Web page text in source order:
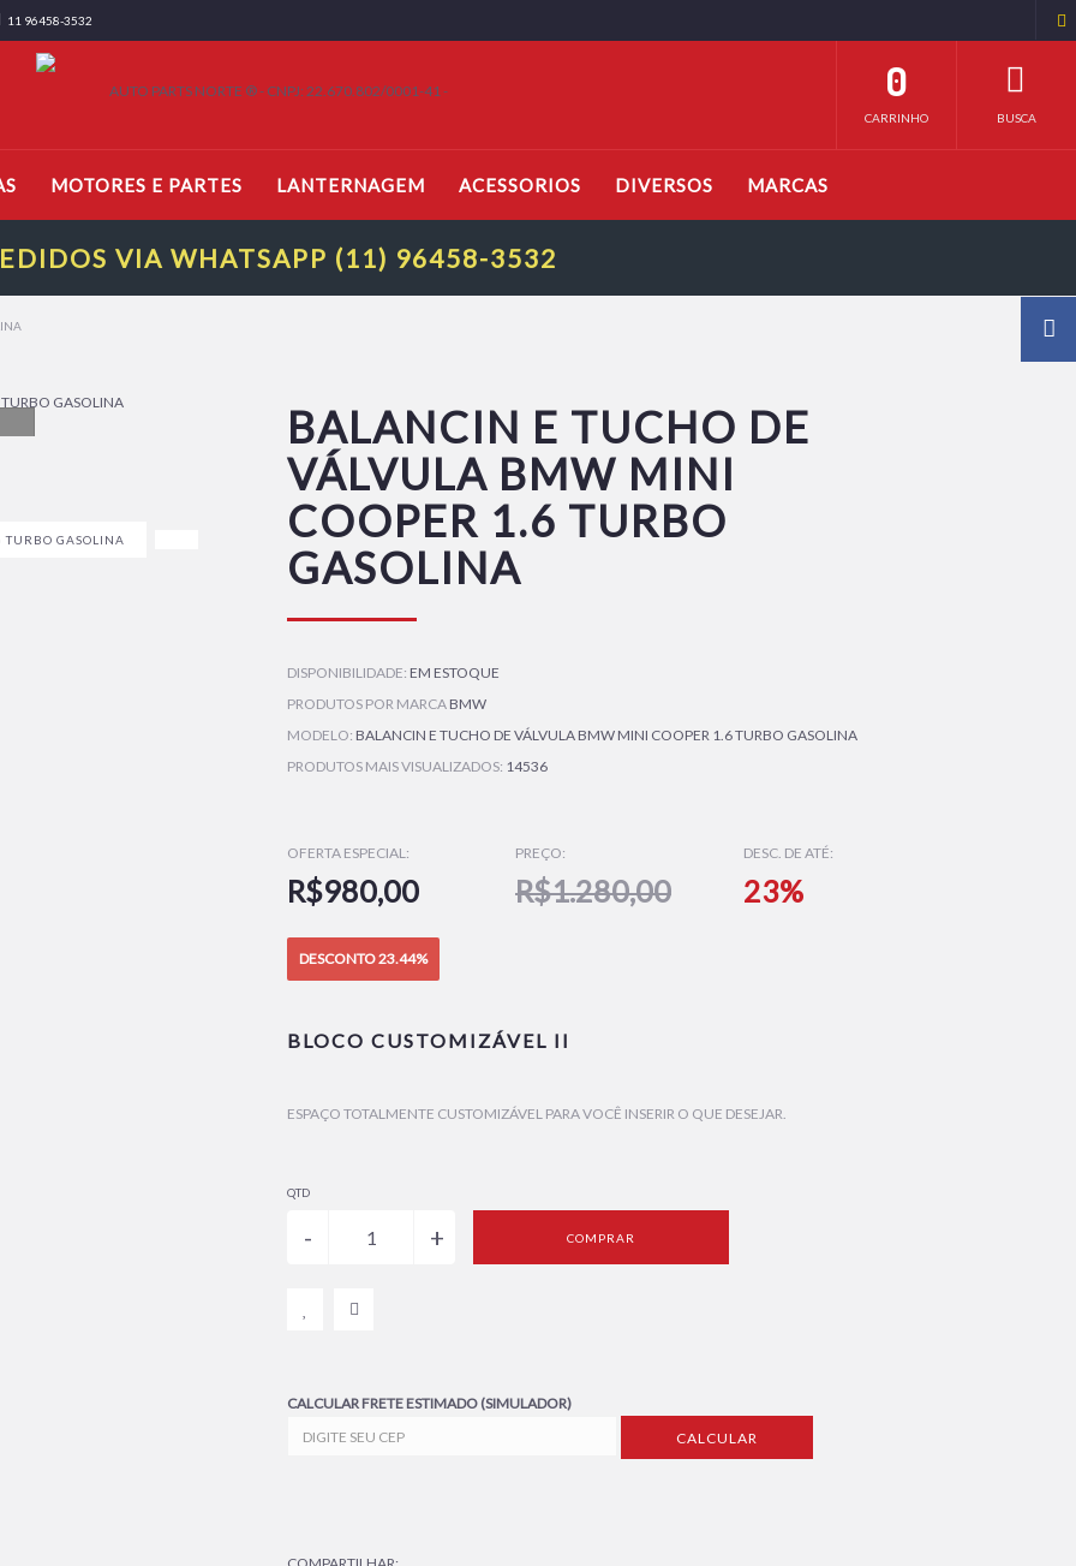
11 96458-3532
BUSCA
0
CARRINHO
MOTORES E PARTES LANTERNAGEM ACESSORIOS DIVERSOS MARCAS
VIA WHATSAPP (11) 96458-3532
GASOLINA
BALANCIN E TUCHO DE
VÁLVULA BMW MINI
COOPER 1.6 TURBO
GASOLINA
DISPONIBILIDADE: EM ESTOQUE
PRODUTOS POR MARCA BMW
MODELO: BALANCIN E TUCHO DE VÁLVULA BMW MINI COOPER 1.6 TURBO GASOLINA
PRODUTOS MAIS VISUALIZADOS: 14536
OFERTA ESPECIAL:
R$980,00
PREÇO:
R$1.280,00
DESC. DE ATÉ:
23%
DESCONTO 23.44%
BLOCO CUSTOMIZÁVEL II
ESPAÇO TOTALMENTE CUSTOMIZÁVEL PARA VOCÊ INSERIR O QUE DESEJAR.
QTD
COMPRAR
CALCULAR FRETE ESTIMADO (SIMULADOR)